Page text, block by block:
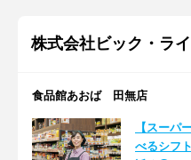
株式会社ビック・ラ
食品館あおば 田無店
【スーパ
べるシフ